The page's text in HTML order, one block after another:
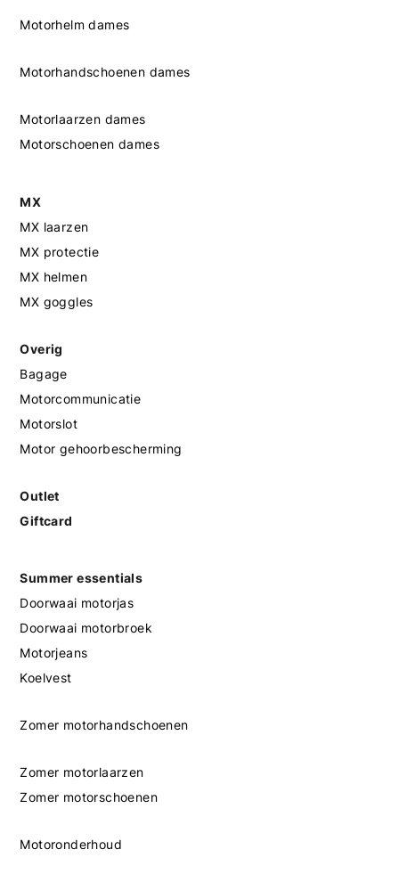
Motorhelm dames
Motorhandschoenen dames
Motorlaarzen dames
Motorschoenen dames
MX
MX laarzen
MX protectie
MX helmen
MX goggles
Overig
Bagage
Motorcommunicatie
Motorslot
Motor gehoorbescherming
Outlet
Giftcard
Summer essentials
Doorwaai motorjas
Doorwaai motorbroek
Motorjeans
Koelvest
Zomer motorhandschoenen
Zomer motorlaarzen
Zomer motorschoenen
Motoronderhoud